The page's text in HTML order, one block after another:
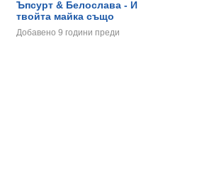
Ъпсурт & Белослава - И
твойта майка също
Добавено 9 години преди